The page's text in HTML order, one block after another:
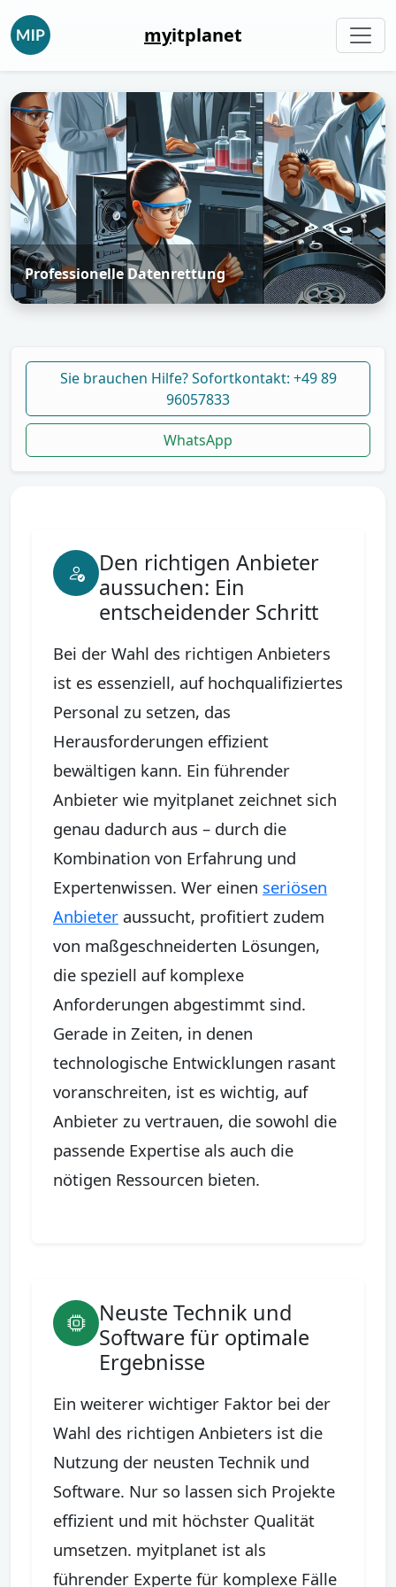
myitplanet
Professionelle Datenrettung
Sie brauchen Hilfe? Sofortkontakt: +49 89
96057833
WhatsApp
Den richtigen Anbieter
aussuchen: Ein
entscheidender Schritt
Bei der Wahl des richtigen Anbieters
ist es essenziell, auf hochqualifiziertes
Personal zu setzen, das
Herausforderungen effizient
bewältigen kann. Ein führender
Anbieter wie myitplanet zeichnet sich
genau dadurch aus – durch die
Kombination von Erfahrung und
Expertenwissen. Wer einen seriösen
Anbieter aussucht, profitiert zudem
von maßgeschneiderten Lösungen,
die speziell auf komplexe
Anforderungen abgestimmt sind.
Gerade in Zeiten, in denen
technologische Entwicklungen rasant
voranschreiten, ist es wichtig, auf
Anbieter zu vertrauen, die sowohl die
passende Expertise als auch die
nötigen Ressourcen bieten.
Neuste Technik und
Software für optimale
Ergebnisse
Ein weiterer wichtiger Faktor bei der
Wahl des richtigen Anbieters ist die
Nutzung der neusten Technik und
Software. Nur so lassen sich Projekte
effizient und mit höchster Qualität
umsetzen. myitplanet ist als
führender Experte für komplexe Fälle